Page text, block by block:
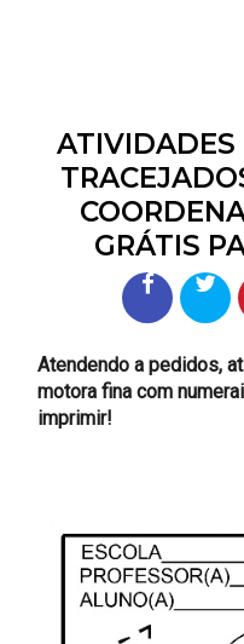
ATIVIDADES
GRÁTIS
Atendendo a pedidos,
motora fina com
imprimir!